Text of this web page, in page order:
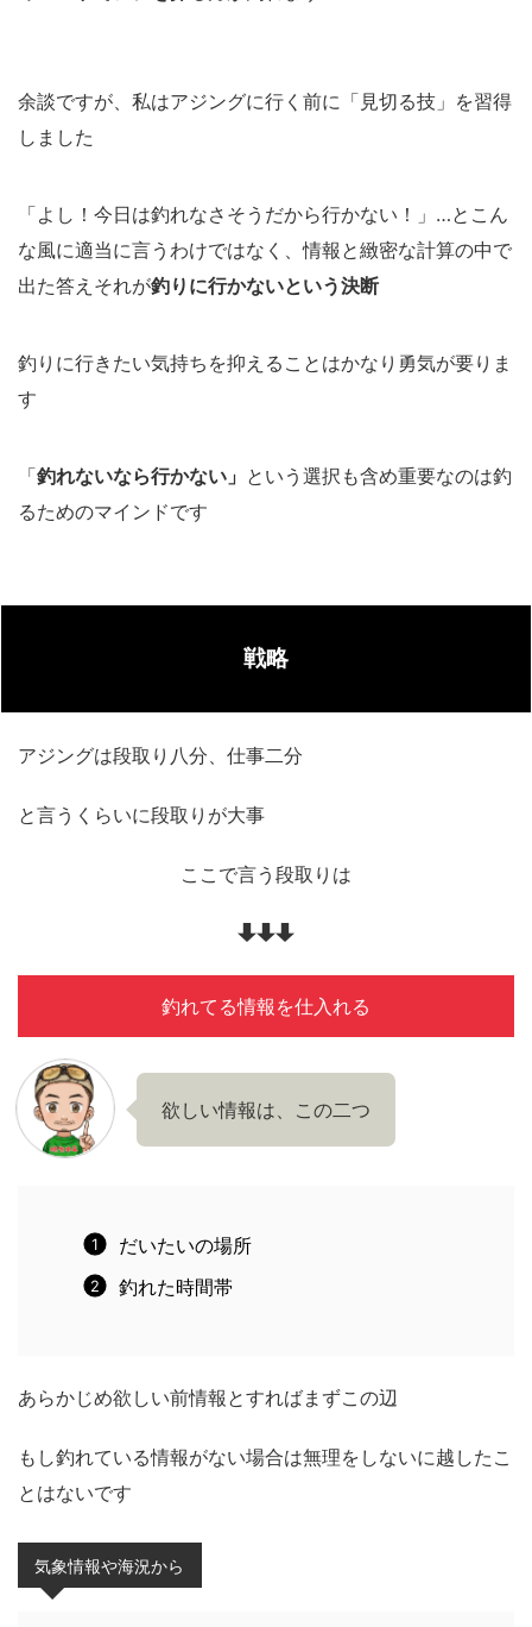
余談ですが、私はアジングに行く前に「見切る技」を習得
しました
「よし！今日は釣れなさそうだから行かない！」…とこん
な風に適当に言うわけではなく、情報と緻密な計算の中で
出た答えそれが釣りに行かないという決断
釣りに行きたい気持ちを抑えることはかなり勇気が要りま
す
「釣れないなら行かない」 という選択も含め重要なのは釣
るためのマインドです
戦略
アジングは段取り八分、仕事二分
と言うくらいに段取りが大事
ここで言う段取りは
釣れてる情報を仕入れる
欲しい情報は、この二つ
だいたいの場所
釣れた時間帯
あらかじめ欲しい前情報とすればまずこの辺
もし釣れている情報がない場合は無理をしないに越したこ
とはないです
気象情報や海況から